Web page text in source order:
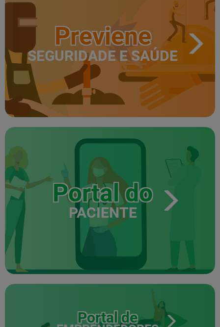
Previene
SEGURIDADE E SAÚDE
Portal do
PACIENTE
Portal de